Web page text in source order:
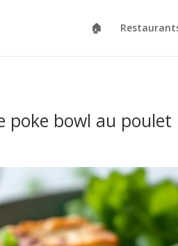
🏠
poke bowl au poulet